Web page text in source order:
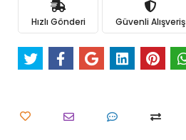
Hızlı Gönderi Güvenli Alışveriş